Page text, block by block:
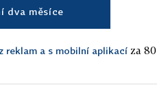
dva měsíce
reklam a s mobilní aplikací za 80